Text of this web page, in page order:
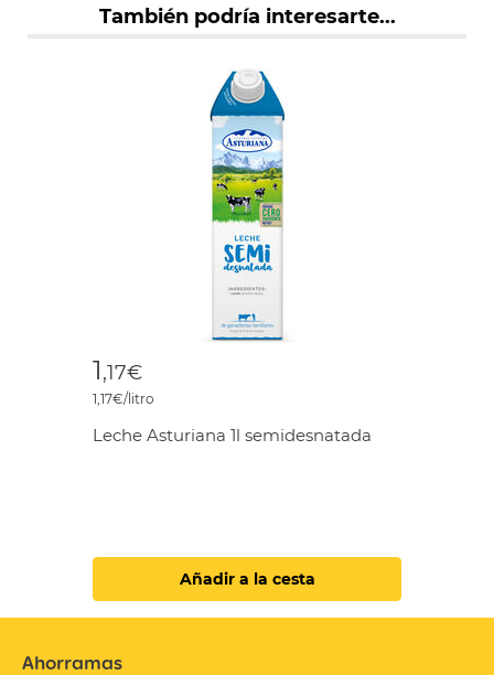
También podría interesarte...
1,17€
1,17€/litro
Leche Asturiana 1l semidesnatada
Añadir a la cesta
Ahorramas